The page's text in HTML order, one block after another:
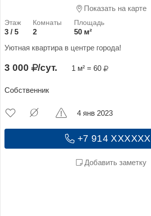
Показать на карте
3 / 5 2
50 м²
Уютная квартира в центре города!
3 000 /сут. 1 м² = 60
Собственник
+7 914
Добавить заметку
4 янв 2023